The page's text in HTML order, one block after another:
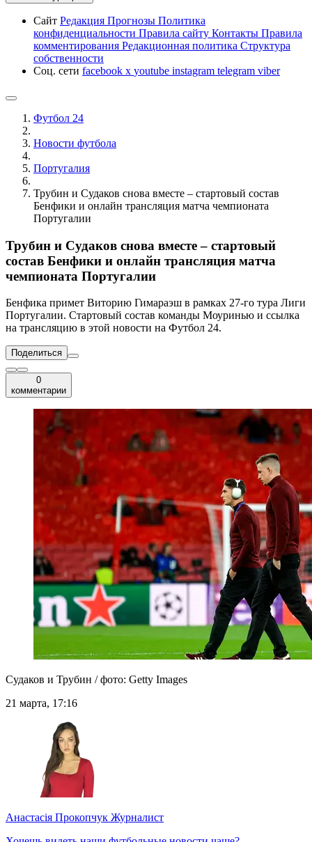
Сайт Редакция Прогнозы Политика
конфиденциальности Правила сайту Контакты Правила
комментирования Редакционная политика Структура
собственности
Соц. сети facebook x youtube instagram telegram viber
Футбол 24
Новости футбола
Португалия
Трубин и Судаков снова вместе – стартовый состав
Бенфики и онлайн трансляция матча чемпионата
Португалии
Трубин и Судаков снова вместе – стартовый
состав Бенфики и онлайн трансляция матча
чемпионата Португалии
Бенфика примет Виторию Гимараэш в рамках 27-го тура Лиги
Португалии. Стартовый состав команды Моуринью и ссылка
на трансляцию в этой новости на Футбол 24.
Поделиться
0
комментарии
Судаков и Трубин / фото: Getty Images
21 марта, 17:16
Анастасія Прокопчук Журналист